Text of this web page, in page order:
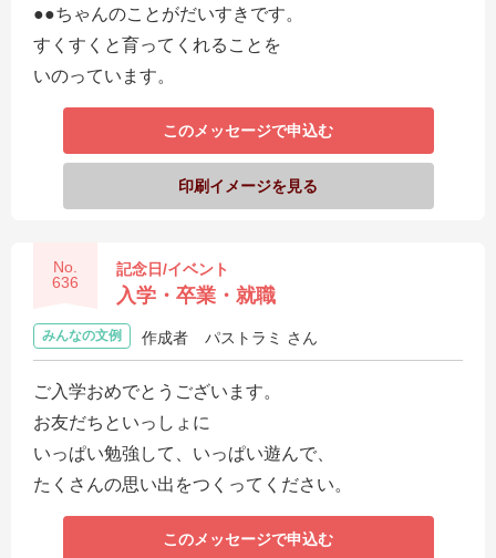
●●ちゃんのことがだいすきです。
すくすくと育ってくれることを
いのっています。
このメッセージで申込む
印刷イメージを見る
No.
636
記念日/イベント
入学・卒業・就職
みんなの文例 作成者 パストラミ さん
ご入学おめでとうございます。
お友だちといっしょに
いっぱい勉強して、いっぱい遊んで、
たくさんの思い出をつくってください。
このメッセージで申込む